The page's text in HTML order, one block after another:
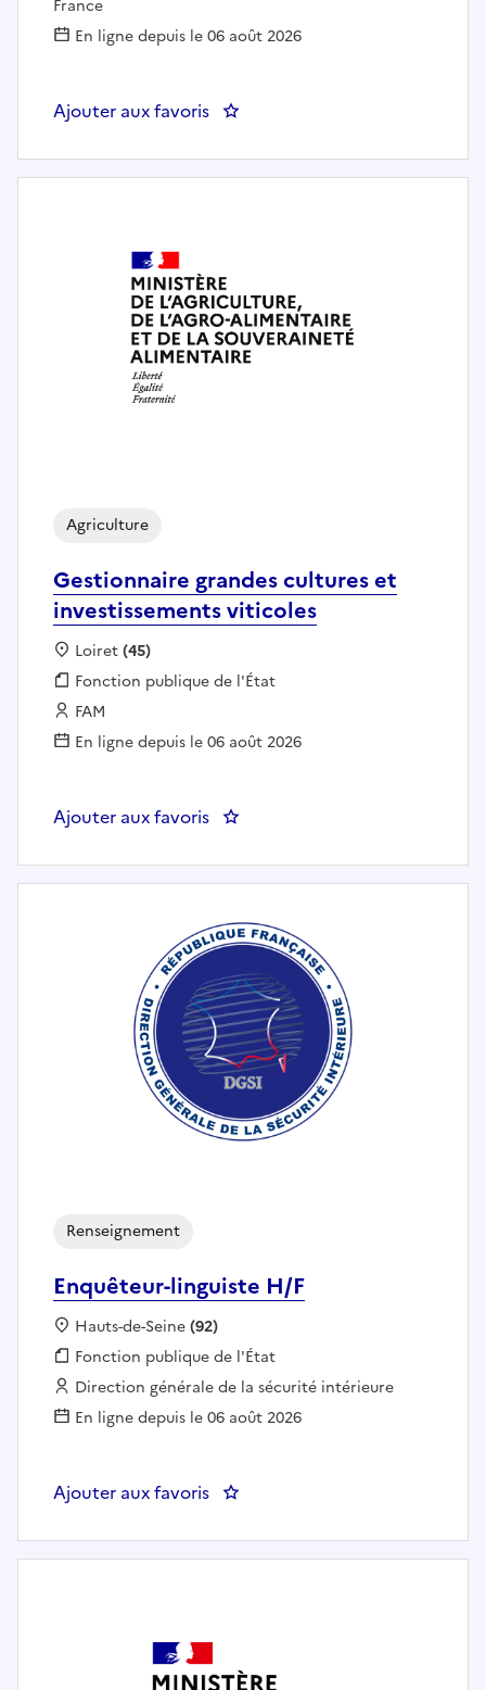
France
En ligne depuis le 06 août 2026
Ajouter aux favoris : Chef pôle associations et
Gestionnaire grandes cultures et
investissements viticoles
Agriculture
Localisation :
Loiret(45)
Fonction publique :
Fonction publique de l'État
Employeur :
FAM
En ligne depuis le 06 août 2026
Ajouter aux favoris : Gestionnaire grandes cultures
Enquêteur-linguiste H/F
Renseignement
Localisation :
Hauts-de-Seine(92)
Fonction publique :
Fonction publique de l'État
Employeur :
Direction générale de la sécurité intérieure
En ligne depuis le 06 août 2026
Ajouter aux favoris : Enquêteur-linguiste H/F